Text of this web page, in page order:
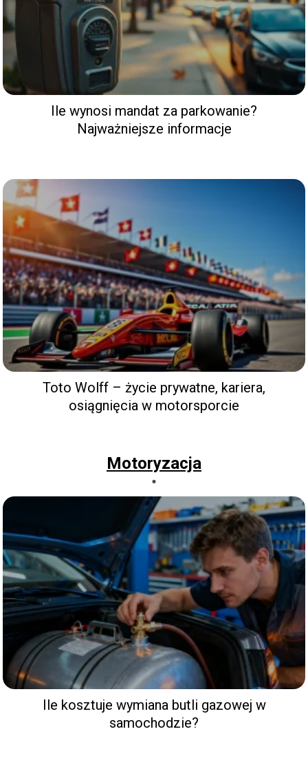
Ile wynosi mandat za parkowanie?
Najważniejsze informacje
Toto Wolff – życie prywatne, kariera,
osiągnięcia w motorsporcie
Motoryzacja
Ile kosztuje wymiana butli gazowej w
samochodzie?